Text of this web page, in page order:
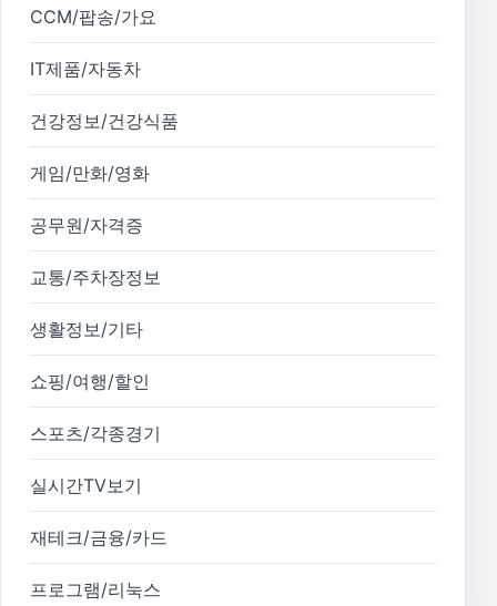
CCM/팝송/가요
IT제품/자동차
건강정보/건강식품
게임/만화/영화
공무원/자격증
교통/주차장정보
생활정보/기타
쇼핑/여행/할인
스포츠/각종경기
실시간TV보기
재테크/금융/카드
프로그램/리눅스